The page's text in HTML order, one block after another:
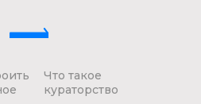
Что такое
кураторство